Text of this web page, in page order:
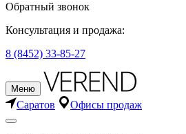
Обратный звонок
Консультация и продажа:
8 (8452) 33-85-27
Меню
Саратов Офисы продаж